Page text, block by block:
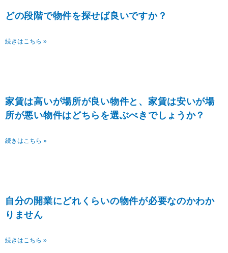
どの段階で物件を探せば良いですか？
続きはこちら »
家賃は高いが場所が良い物件と、家賃は安いが場
所が悪い物件はどちらを選ぶべきでしょうか？
続きはこちら »
自分の開業にどれくらいの物件が必要なのかわか
りません
続きはこちら »